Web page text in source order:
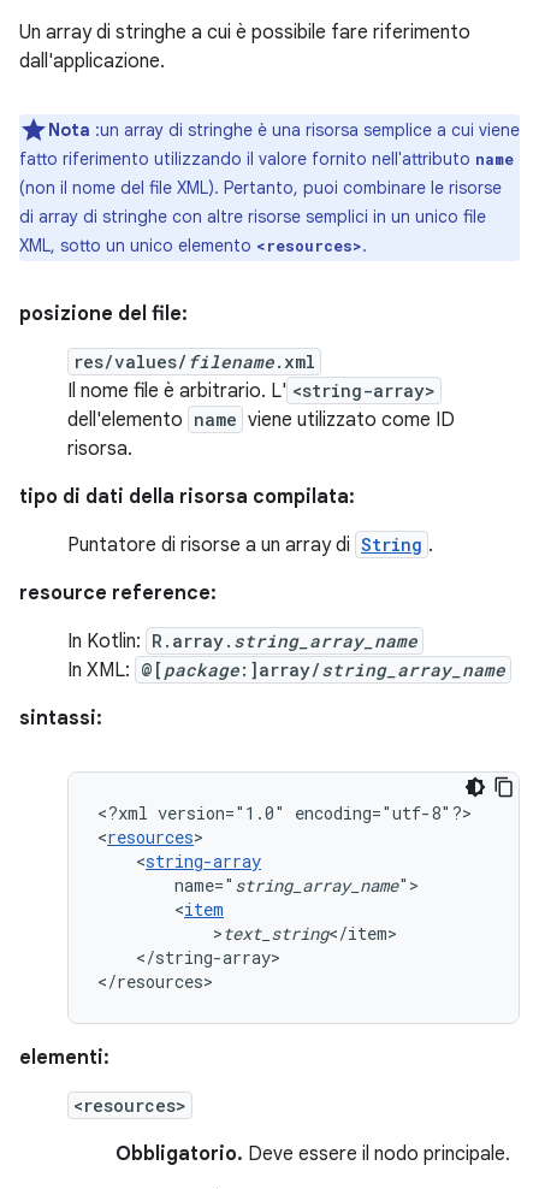
Un array di stringhe a cui è possibile fare riferimento
dall'applicazione.
Nota :un array di stringhe è una risorsa semplice a cui viene
fatto riferimento utilizzando il valore fornito nell'attributo name
(non il nome del file XML). Pertanto, puoi combinare le risorse
di array di stringhe con altre risorse semplici in un unico file
XML, sotto un unico elemento <resources>.
posizione del file:
res/values/ filename.xml
Il nome file è arbitrario. L' <string-array>
dell'elemento name viene utilizzato come ID
risorsa.
tipo di dati della risorsa compilata:
Puntatore di risorse a un array di String .
resource reference:
In Kotlin: R.array. string_array_name
In XML: @[ package:]array/string_array_name
sintassi:
<?xml version="1.0"
encoding="utf-8"?>
<resources
<string-array
name=" string_array_name
<item
>text_string
</string-array>
</resources>
elementi:
<resources>
Obbligatorio. Deve essere il nodo principale.